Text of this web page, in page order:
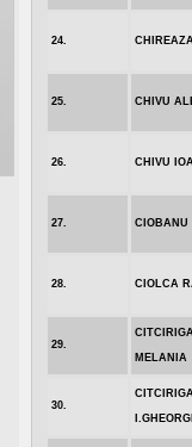
24.
25. CHIVU
26. CHIVU
27. CIOBANU
28. CIOLCA
29.
MELANIA
30.